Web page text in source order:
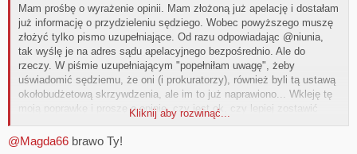
Mam prośbę o wyrażenie opinii. Mam złożoną już apelację i dostałam
już informację o przydzieleniu sędziego. Wobec powyższego muszę
złożyć tylko pismo uzupełniające. Od razu odpowiadając @niunia,
tak wyślę je na adres sądu apelacyjnego bezpośrednio. Ale do
rzeczy. W piśmie uzupełniającym "popełniłam uwagę", żeby
uświadomić sędziemu, że oni (i prokuratorzy), również byli tą ustawą
okołobudżetową skrzywdzenia, ale im to już naprawiono... Wkleję tę
moją poprawkę i proszę o opinie, czy jest ok, czy lepiej zostawić
"...Nadmieniam jednocześnie, iż w załączonej Uchwale Senatu RP
Kliknij aby rozwinąć...
@Magda66 brawo Ty!